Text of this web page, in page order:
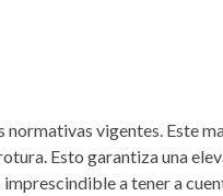
vigentes. Este
Esto garantiza una
a tener a